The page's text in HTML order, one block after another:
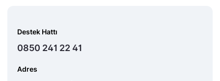
Destek Hattı
0850 241 22 41
Adres